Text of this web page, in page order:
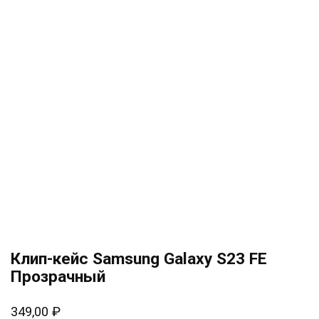
Клип-кейс Samsung Galaxy S23 FE
Прозрачный
349,00 ₽